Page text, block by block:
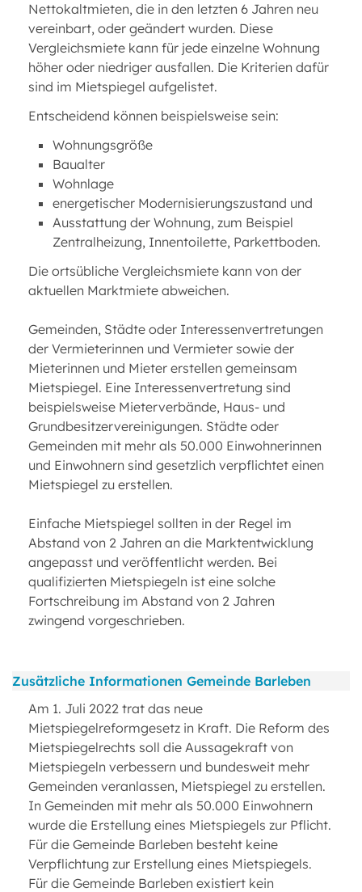
Nettokaltmieten, die in den letzten 6 Jahren neu
vereinbart, oder geändert wurden. Diese
Vergleichsmiete kann für jede einzelne Wohnung
höher oder niedriger ausfallen. Die Kriterien dafür
sind im Mietspiegel aufgelistet.
Entscheidend können beispielsweise sein:
Wohnungsgröße
Baualter
Wohnlage
energetischer Modernisierungszustand und
Ausstattung der Wohnung, zum Beispiel
Zentralheizung, Innentoilette, Parkettboden.
Die ortsübliche Vergleichsmiete kann von der
aktuellen Marktmiete abweichen.
Gemeinden, Städte oder Interessenvertretungen
der Vermieterinnen und Vermieter sowie der
Mieterinnen und Mieter erstellen gemeinsam
Mietspiegel. Eine Interessenvertretung sind
beispielsweise Mieterverbände, Haus- und
Grundbesitzervereinigungen. Städte oder
Gemeinden mit mehr als 50.000 Einwohnerinnen
und Einwohnern sind gesetzlich verpflichtet einen
Mietspiegel zu erstellen.
Einfache Mietspiegel sollten in der Regel im
Abstand von 2 Jahren an die Marktentwicklung
angepasst und veröffentlicht werden. Bei
qualifizierten Mietspiegeln ist eine solche
Fortschreibung im Abstand von 2 Jahren
zwingend vorgeschrieben.
Zusätzliche Informationen Gemeinde Barleben
Am 1. Juli 2022 trat das neue
Mietspiegelreformgesetz in Kraft. Die Reform des
Mietspiegelrechts soll die Aussagekraft von
Mietspiegeln verbessern und bundesweit mehr
Gemeinden veranlassen, Mietspiegel zu erstellen.
In Gemeinden mit mehr als 50.000 Einwohnern
wurde die Erstellung eines Mietspiegels zur Pflicht.
Für die Gemeinde Barleben besteht keine
Verpflichtung zur Erstellung eines Mietspiegels.
Für die Gemeinde Barleben existiert kein